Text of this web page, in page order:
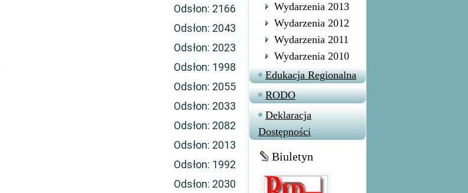
Odsłon: 2166
Odsłon: 2043
Odsłon: 2023
Odsłon: 1998
Odsłon: 2055
Odsłon: 2033
Odsłon: 2082
Odsłon: 2013
Odsłon: 1992
Odsłon: 2030
Wydarzenia 2013
Wydarzenia 2012
Wydarzenia 2011
Wydarzenia 2010
Edukacja Regionalna
RODO
Deklaracja
Dostępności
Biuletyn